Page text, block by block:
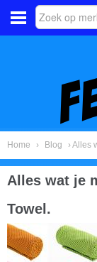
Home › Blog › Alles
Alles wat je
Towel.